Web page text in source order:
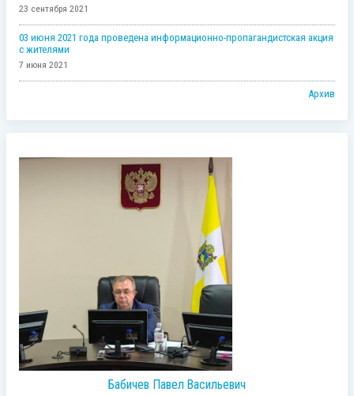
23 сентября 2021
03 июня 2021 года проведена информационно-пропагандистская акция
с жителями
7 июня 2021
Архив
Бабичев Павел Васильевич